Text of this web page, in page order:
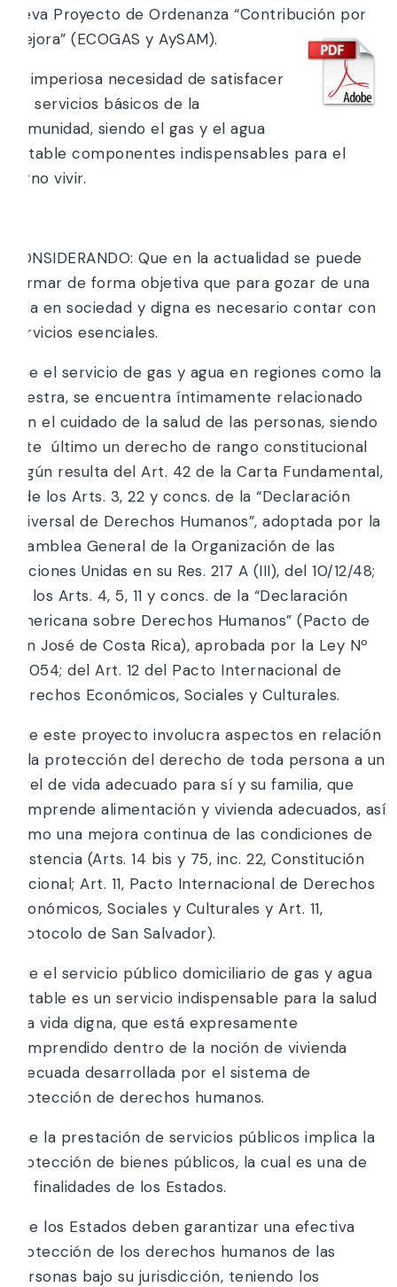
Eleva Proyecto de Ordenanza “Contribución por
mejora” (ECOGAS y AySAM).
La imperiosa necesidad de satisfacer
los servicios básicos de la
comunidad, siendo el gas y el agua
potable componentes indispensables para el
digno vivir.
CONSIDERANDO: Que en la actualidad se puede
afirmar de forma objetiva que para gozar de una
vida en sociedad y digna es necesario contar con
servicios esenciales.
Que el servicio de gas y agua en regiones como la
nuestra, se encuentra íntimamente relacionado
con el cuidado de la salud de las personas, siendo
este último un derecho de rango constitucional
según resulta del Art. 42 de la Carta Fundamental,
y de los Arts. 3, 22 y concs. de la “Declaración
Universal de Derechos Humanos”, adoptada por la
Asamblea General de la Organización de las
Naciones Unidas en su Res. 217 A (III), del 10/12/48;
de los Arts. 4, 5, 11 y concs. de la “Declaración
Americana sobre Derechos Humanos” (Pacto de
San José de Costa Rica), aprobada por la Ley Nº
23.054; del Art. 12 del Pacto Internacional de
Derechos Económicos, Sociales y Culturales.
Que este proyecto involucra aspectos en relación
a la protección del derecho de toda persona a un
nivel de vida adecuado para sí y su familia, que
comprende alimentación y vivienda adecuados, así
como una mejora continua de las condiciones de
existencia (Arts. 14 bis y 75, inc. 22, Constitución
Nacional; Art. 11, Pacto Internacional de Derechos
Económicos, Sociales y Culturales y Art. 11,
Protocolo de San Salvador).
Que el servicio público domiciliario de gas y agua
potable es un servicio indispensable para la salud
y la vida digna, que está expresamente
comprendido dentro de la noción de vivienda
adecuada desarrollada por el sistema de
protección de derechos humanos.
Que la prestación de servicios públicos implica la
protección de bienes públicos, la cual es una de
las finalidades de los Estados.
Que los Estados deben garantizar una efectiva
protección de los derechos humanos de las
personas bajo su jurisdicción, teniendo los